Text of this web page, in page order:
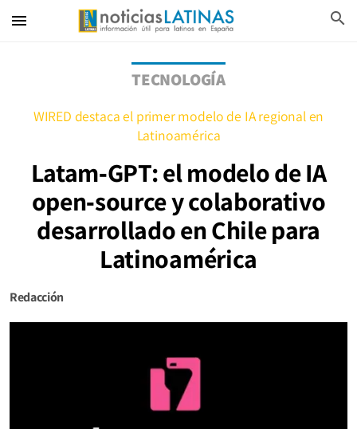
menu search
TECNOLOGÍA
WIRED destaca el primer modelo de IA regional en
Latinoamérica
Latam‑GPT: el modelo de IA
open‑source y colaborativo
desarrollado en Chile para
Latinoamérica
Redacción